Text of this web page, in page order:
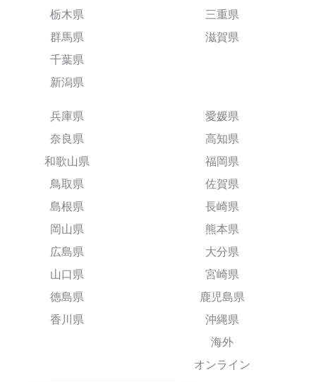
栃木県
群馬県
千葉県
新潟県
三重県
滋賀県
兵庫県
奈良県
和歌山県
鳥取県
島根県
岡山県
広島県
山口県
徳島県
香川県
愛媛県
高知県
福岡県
佐賀県
長崎県
熊本県
大分県
宮崎県
鹿児島県
沖縄県
海外
オンライン